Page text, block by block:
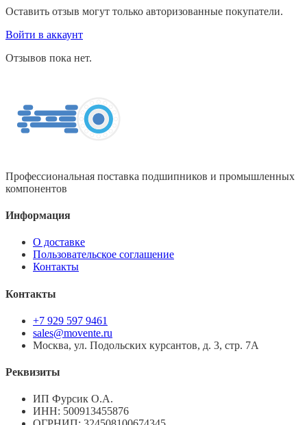
Оставить отзыв могут только авторизованные покупатели.
Войти в аккаунт
Отзывов пока нет.
Профессиональная поставка подшипников и промышленных
компонентов
Информация
О доставке
Пользовательское соглашение
Контакты
Контакты
+7 929 597 9461
sales@movente.ru
Москва, ул. Подольских курсантов, д. 3, стр. 7А
Реквизиты
ИП Фурсик О.А.
ИНН: 500913455876